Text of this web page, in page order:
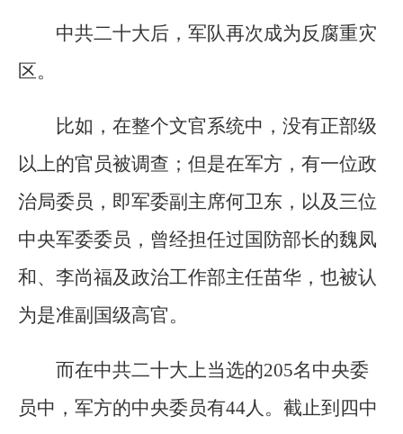
中共二十大后，军队再次成为反腐重灾
区。
比如，在整个文官系统中，没有正部级
以上的官员被调查；但是在军方，有一位政
治局委员，即军委副主席何卫东，以及三位
中央军委委员，曾经担任过国防部长的魏凤
和、李尚福及政治工作部主任苗华，也被认
为是准副国级高官。
而在中共二十大上当选的205名中央委
员中，军方的中央委员有44人。截止到四中